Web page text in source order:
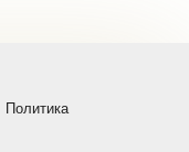
Политика